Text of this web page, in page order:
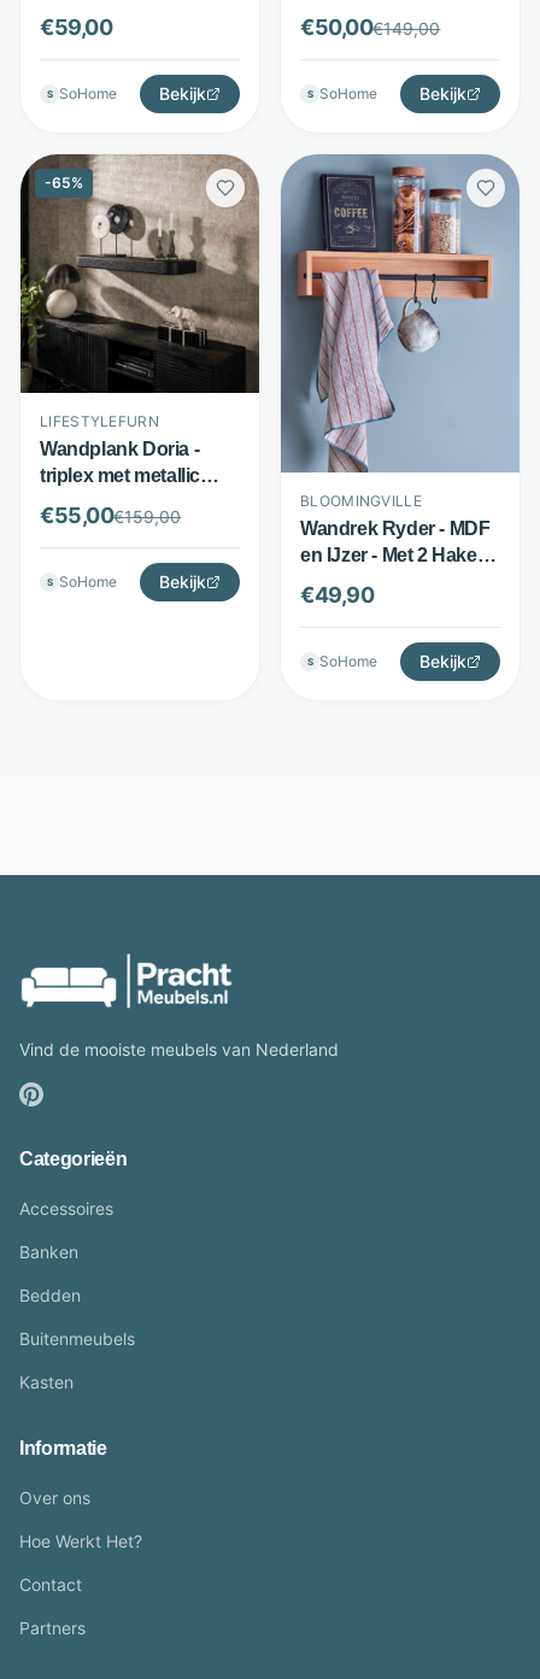
metaal - Set van 3 -
Naturel bruin -
LifestyleFurn
€59,00
S SoHome Bekijk
Antiek brass -
LifestyleFurn
€50,00€149,00
S SoHome Bekijk
-65%
LIFESTYLEFURN
Wandplank Doria -
triplex met metallic
coating - 100 cm - grijs
- LifestyleFurn
€55,00€159,00
S SoHome Bekijk
BLOOMINGVILLE
Wandrek Ryder - MDF
en IJzer - Met 2 Haken -
Beige/Zwart -
Bloomingville
€49,90
S SoHome Bekijk
Vind de mooiste meubels van Nederland
Categorieën
Accessoires
Banken
Bedden
Buitenmeubels
Kasten
Informatie
Over ons
Hoe Werkt Het?
Contact
Partners